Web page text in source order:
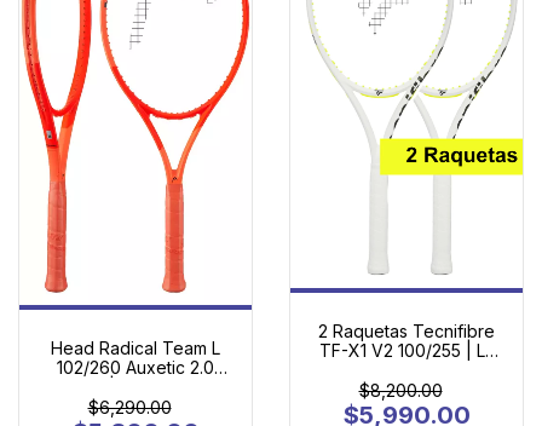
Head Radical Team L
102/260 Auxetic 2.0
Entrada al Tenis
$6,290.00
2 Raquetas Tecnifibre
TF-X1 V2 100/255 | La
Adulto con Tecnología
Profesional
$8,200.00
$5,990.00